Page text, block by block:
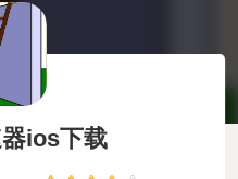
ios下载